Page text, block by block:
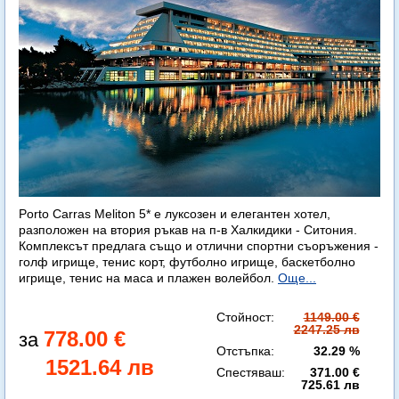
Porto Carras Meliton 5* е луксозен и елегантен хотел,
разположен на втория ръкав на п-в Халкидики - Ситония.
Комплексът предлага също и отлични спортни съоръжения -
голф игрище, тенис корт, футболно игрище, баскетболно
игрище, тенис на маса и плажен волейбол. Още...
778.00 €
1521.64 лв
Стойност:
1149.00 €
2247.25 лв
Отстъпка:
32.29 %
Спестяваш:
371.00 €
725.61 лв